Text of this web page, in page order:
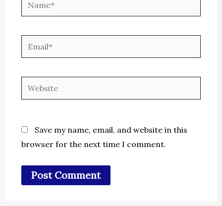
Website
Save my name, email, and website in this
browser for the next time I comment.